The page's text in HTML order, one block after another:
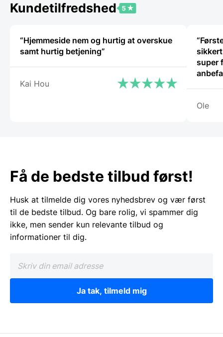
Kundetilfredshed
“Hjemmeside nem og hurtig at overskue
samt hurtig betjening”
Kai Hou
super
Ole
Få de bedste tilbud først!
Husk at tilmelde dig vores nyhedsbrev og vær først
til de bedste tilbud. Og bare rolig, vi spammer dig
ikke, men sender kun relevante tilbud og
informationer til dig.
Ja tak, tilmeld mig